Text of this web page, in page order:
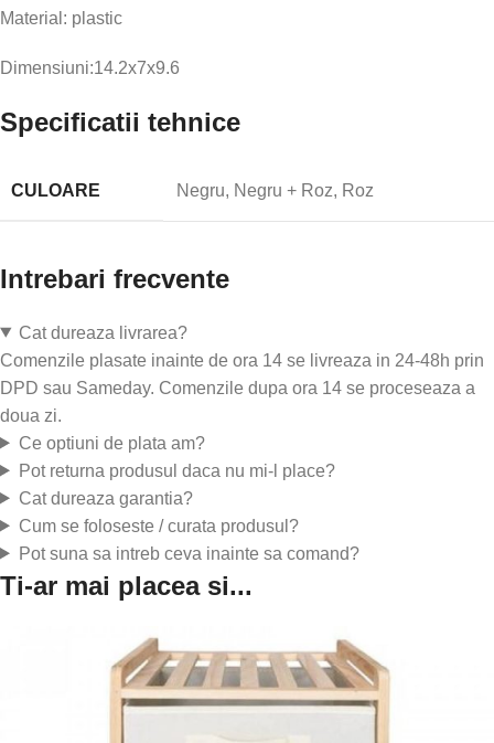
Material: plastic
Dimensiuni:14.2x7x9.6
Specificatii tehnice
CULOARE Negru, Negru + Roz, Roz
Intrebari frecvente
Cat dureaza livrarea?
Comenzile plasate inainte de ora 14 se livreaza in 24-48h prin
DPD sau Sameday. Comenzile dupa ora 14 se proceseaza a
doua zi.
Ce optiuni de plata am?
Pot returna produsul daca nu mi-l place?
Cat dureaza garantia?
Cum se foloseste / curata produsul?
Pot suna sa intreb ceva inainte sa comand?
Ti-ar mai placea si...